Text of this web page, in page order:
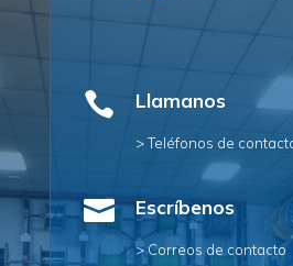
 Llamanos
> Teléfonos de
 Escríbenos
> Correos de contacto